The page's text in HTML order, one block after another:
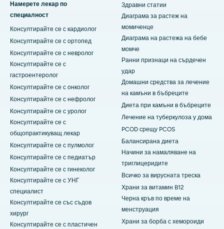
Намерете лекар по
специалност
Консултирайте се с кардиолог
Консултирайте се с ортопед
Консултирайте се с невролог
Консултирайте се с
гастроентеролог
Консултирайте се с онколог
Консултирайте се с нефролог
Консултирайте се с уролог
Консултирайте се с
общопрактикуващ лекар
Консултирайте се с пулмолог
Консултирайте се с педиатър
Консултирайте се с гинеколог
Консултирайте се с УНГ
специалист
Консултирайте се със съдов
хирург
Консултирайте се с пластичен
Здравни статии
Диаграма за растеж на
момиченце
Диаграма на растежа на бебе
момче
Ранни признаци на сърдечен
удар
Домашни средства за лечение
на камъни в бъбреците
Диета при камъни в бъбреците
Лечение на туберкулоза у дома
PCOD срещу PCOS
Балансирана диета
Начини за намаляване на
триглицеридите
Всичко за вирусната треска
Храни за витамин B12
Черна кръв по време на
менструация
Храни за борба с хемороиди